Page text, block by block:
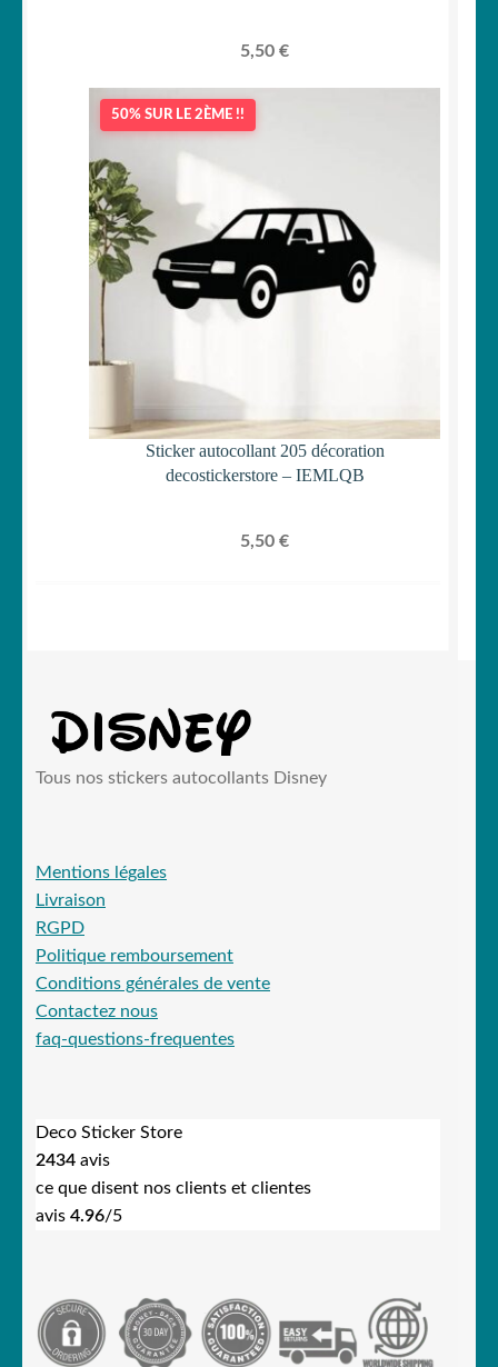
5,50 €
50% SUR LE 2ÈME !!
Sticker autocollant 205 décoration
decostickerstore – IEMLQB
5,50 €
Tous nos stickers autocollants Disney
Mentions légales
Livraison
RGPD
Politique remboursement
Conditions générales de vente
Contactez nous
faq-questions-frequentes
Deco Sticker Store
2434 avis
ce que disent nos clients et clientes
avis 4.96/5